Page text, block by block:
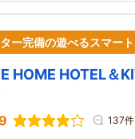
ー完備の遊べるスマー
HOME HOTEL＆
137件